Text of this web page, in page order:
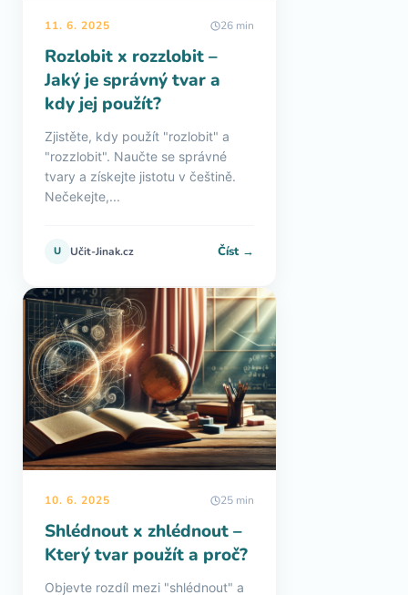
11. 6. 2025 26 min
Rozlobit x rozzlobit –
Jaký je správný tvar a
kdy jej použít?
Zjistěte, kdy použít "rozlobit" a
"rozzlobit". Naučte se správné
tvary a získejte jistotu v češtině.
Nečekejte,...
U Učit-Jinak.cz Číst →
10. 6. 2025 25 min
Shlédnout x zhlédnout –
Který tvar použít a proč?
Objevte rozdíl mezi "shlédnout" a